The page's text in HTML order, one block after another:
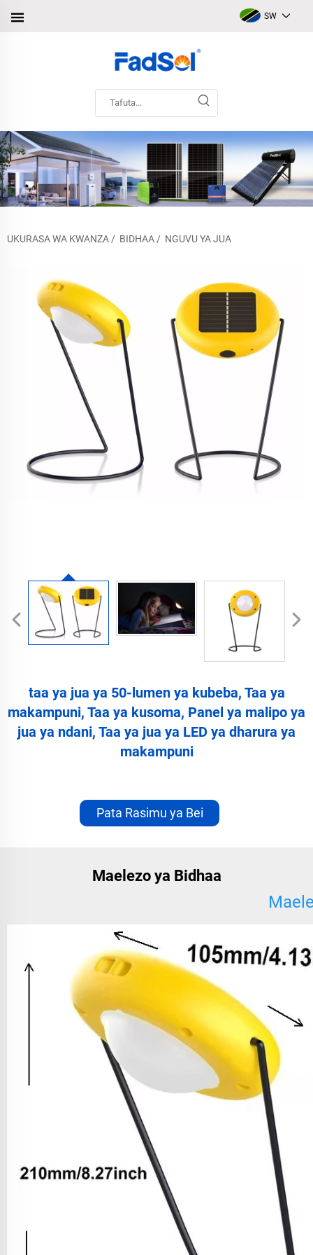
SW
UKURASA WA KWANZA / BIDHAA / NGUVU YA JUA
taa ya jua ya 50-lumen ya kubeba, Taa ya
makampuni, Taa ya kusoma, Panel ya malipo ya
jua ya ndani, Taa ya jua ya LED ya dharura ya
makampuni
Pata Rasimu ya Bei
Maelezo ya Bidhaa